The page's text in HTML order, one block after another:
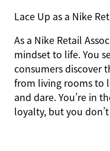
Lace Up as a Nike
As a Nike Retail
mindset to life. You
consumers discover
from living rooms to
and dare. You’re in
loyalty, but you